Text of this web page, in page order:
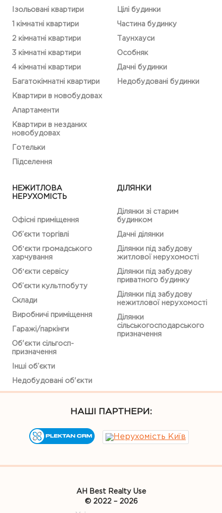
АН Best Realty Use
© 2022 – 2026
Ізольовані квартири
1 кімнатні квартири
2 кімнатні квартири
3 кімнатні квартири
4 кімнатні квартири
Багатокімнатні квартири
Квартири в новобудовах
Апартаменти
Квартири в незданих
новобудовах
Готельки
Підселення
Цілі будинки
Частина будинку
Таунхауси
Особняк
Дачні будинки
Недобудовані будинки
НЕЖИТЛОВА
НЕРУХОМІСТЬ
Офісні приміщення
Об’єкти торгівлі
Обʼєкти громадського
харчування
Обʼєкти сервісу
Об’єкти культпобуту
Склади
Виробничі приміщення
Гаражі/паркінги
Об'єкти сільгосп-
призначення
Інші об’єкти
Недобудовані об'єкти
ДІЛЯНКИ
Ділянки зі старим
будинком
Дачні ділянки
Ділянки під забудову
житлової нерухомості
Ділянки під забудову
приватного будинку
Ділянки під забудову
нежитлової нерухомості
Ділянки
сільськогосподарського
призначення
НАШІ ПАРТНЕРИ: